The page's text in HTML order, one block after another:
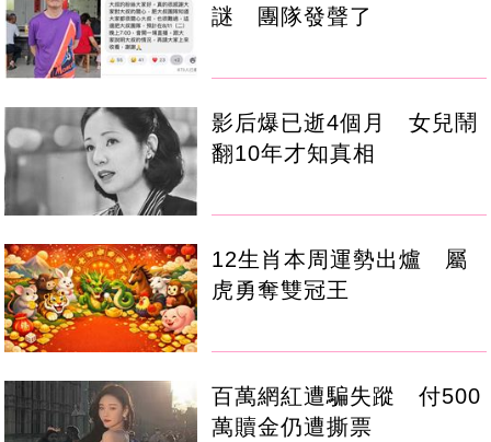
謎 團隊發聲了
影后爆已逝4個月 女兒鬧
翻10年才知真相
12生肖本周運勢出爐 屬
虎勇奪雙冠王
百萬網紅遭騙失蹤 付500
萬贖金仍遭撕票